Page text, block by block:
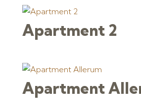
Apartment 2
Apartment